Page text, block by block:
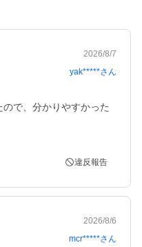
2026/8/7
yak*****さん
で、分かりやすかった
違反報告
2026/8/6
mcr*****さん